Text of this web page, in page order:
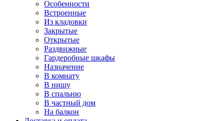
Особенности
Встроенные
Из кладовки
Закрытые
Открытые
Раздвижные
Гардеробные шкафы
Назначение
В комнату
В нишу
В спальню
В частный дом
На балкон